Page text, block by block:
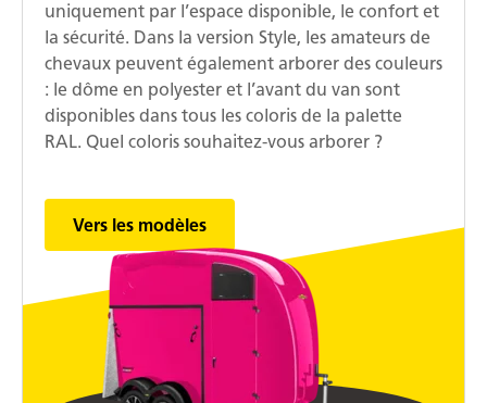
uniquement par l’espace disponible, le confort et
la sécurité. Dans la version Style, les amateurs de
chevaux peuvent également arborer des couleurs
: le dôme en polyester et l’avant du van sont
disponibles dans tous les coloris de la palette
RAL. Quel coloris souhaitez-vous arborer ?
Vers les modèles